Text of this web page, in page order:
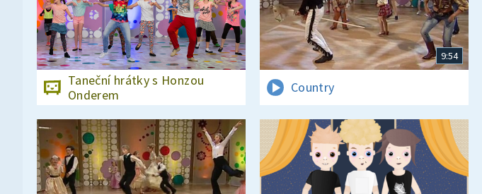
Taneční hrátky s Honzou
Onderem
9:54
Country